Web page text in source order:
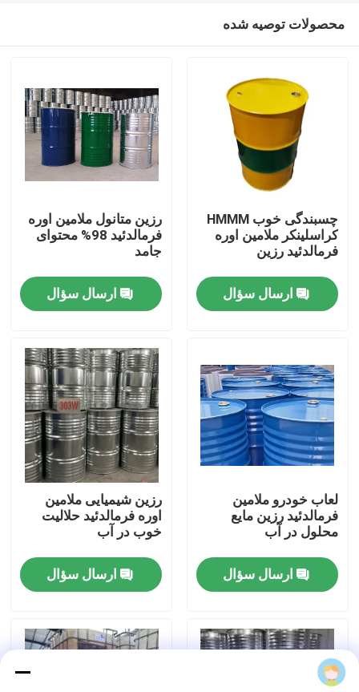
خانه
محصولات
دربارهی ما
کارخانه تور
تماس با ما
اخبار
بلوگ
درخواست نقل قول
محصولات توصیه شده
چسبندگی خوب HMMM
کراسلینکر ملامین اوره
فرمالدئید رزین
ارسال سؤال
رزین متانول ملامین اوره
فرمالدئید 98% محتوای
جامد
ارسال سؤال
لعاب خودرو ملامین
فرمالدئید رزین مایع
محلول در آب
ارسال سؤال
رزین شیمیایی ملامین
اوره فرمالدئید حلالیت
خوب در آب
ارسال سؤال